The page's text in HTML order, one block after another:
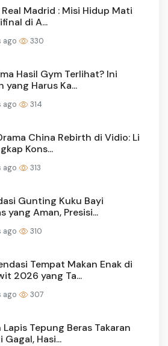
Madrid : Misi Hidup Mati
di A...
ago 330
Hasil Gym Terlihat? Ini
yang Harus Ka...
ago 314
China Rebirth di Vidio: Li
Kons...
ago 313
Gunting Kuku Bayi
yang Aman, Presisi...
ago 310
Tempat Makan Enak di
2026 yang Ta...
ago 307
Lapis Tepung Beras Takaran
Gagal, Hasi...